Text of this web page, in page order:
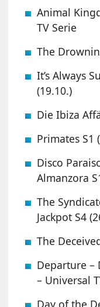
Animal
TV Serie
The
It’s Always
(19.10.)
Die Ibiza
Primates S1
Disco
Almanzora
The
Jackpot S4
The
Departure –
– Universal
Day of the